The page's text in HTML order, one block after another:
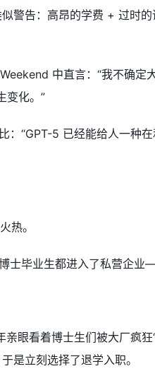
告：高昂的学费 + 过时
中直言：“我不确定
变化。”
：“GPT-5 已经能给人一种
热。
士毕业生都进入了私营企
眼看着博士生们被大厂疯
是立刻选择了退学入职。